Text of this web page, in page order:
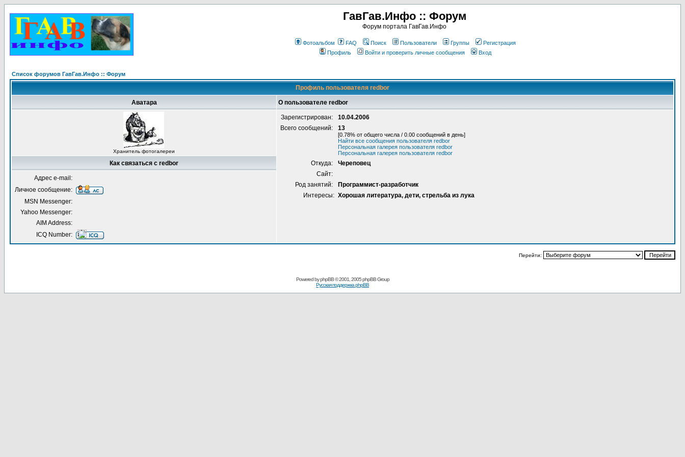
ГавГав.Инфо :: Форум
Форум портала ГавГав.Инфо
Фотоальбом FAQ Поиск Пользователи Группы
Регистрация
Профиль
Войти и проверить личные сообщения Вход
Список форумов ГавГав.Инфо :: Форум
Профиль пользователя redbor
Аватара О пользователе redbor
Хранитель фотогалереи
Зарегистрирован:
10.04.2006
Всего сообщений:
13
[0.78% от общего числа / 0.00 сообщений в день]
Найти все сообщения пользователя redbor
Персональная галерея пользователя redbor
Персональная галерея пользователя redbor
Откуда:
Череповец
Сайт:
Род занятий:
Программист-разработчик
Интересы: Хорошая литература, дети, стрельба из лука
Как связаться с redbor
Адрес e-mail:
Личное сообщение:
MSN Messenger:
Yahoo Messenger:
AIM Address:
ICQ Number:
Перейти:
Powered byphpBB© 2001, 2005 phpBB Group
Русская поддержка phpBB